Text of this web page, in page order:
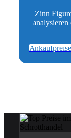
Zinn
analysieren